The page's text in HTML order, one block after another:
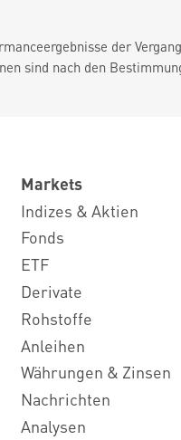
der
sind nach den
Markets
Indizes & Aktien
Fonds
ETF
Derivate
Rohstoffe
Anleihen
Währungen & Zinsen
Nachrichten
Analysen